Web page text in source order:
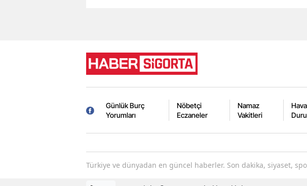
Günlük Burç
Yorumları
Nöbetçi
Eczaneler
Namaz
Vakitleri
Hava
Türkiye ve dünyadan en güncel haberler. Son dakika, siyaset,